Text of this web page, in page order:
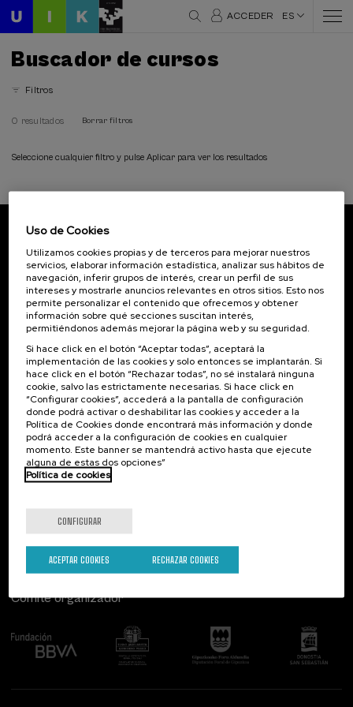
ACCEDER ES
Buscador de cursos
Filtros
0 resultados Borrar filtros
Seleccione cualquier filtro y pulse Aplicar para ver los resultados
Inscríbete para ser el primero/a en recibir las
novedades de UIK.
Suscribirse
Contacto
Palacio Miramar
Paseo de Miraconcha, 48
20007 Donostia / San Sebastián
Gipuzkoa, Spain
Contacta con nosotros
De interés...
Actividades anteriores
Comité organizador
Uso de Cookies
Utilizamos cookies propias y de terceros para mejorar nuestros
servicios, elaborar información estadística, analizar sus hábitos de
navegación, inferir grupos de interés, crear un perfil de sus
intereses y mostrarle anuncios relevantes en otros sitios. Esto nos
permite personalizar el contenido que ofrecemos y obtener
información sobre qué secciones suscitan interés,
permitiéndonos además mejorar la página web y su seguridad.
Si hace click en el botón “Aceptar todas”, aceptará la
implementación de las cookies y solo entonces se implantarán. Si
hace click en el botón “Rechazar todas”, no sé instalará ninguna
cookie, salvo las estrictamente necesarias. Si hace click en
“Configurar cookies”, accederá a la pantalla de configuración
donde podrá activar o deshabilitar las cookies y acceder a la
Política de Cookies donde encontrará más información y donde
podrá acceder a la configuración de cookies en cualquier
momento. Este banner se mantendrá activo hasta que ejecute
alguna de estas dos opciones”
Política de cookies
CONFIGURAR
RECHAZAR COOKIES
ACEPTAR COOKIES